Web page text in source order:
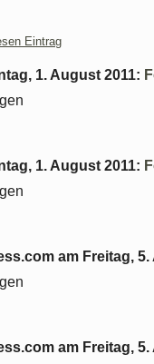
Eintrag
1. August 2011:
1. August 2011:
am Freitag,
am Freitag,